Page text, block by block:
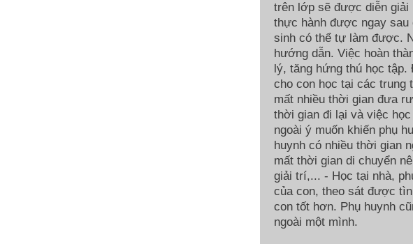
trên lớp sẽ được diễn giải
thực hành được ngay sau
sinh có thể tự làm được.
hướng dẫn. Việc hoàn
lý, tăng hứng thú học
cho con học tại các trung
mất nhiều thời gian đưa
thời gian đi lại và việc
ngoài ý muốn khiến phụ
huynh có nhiều thời gian
mất thời gian di chuyển
giải trí,... - Học tại nhà,
của con, theo sát được
con tốt hơn. Phụ huynh
ngoài một mình.